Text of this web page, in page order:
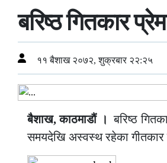
बरिष्ठ गितकार
११ बैशाख २०७२, शुक्रबार २२:२५
बैशाख, काठमाडौं ।बरिष्ठ
समयदेखि अस्वस्थ रहेका गीतकार